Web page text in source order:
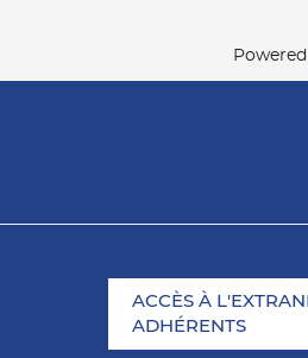
ACCÈS À
ADHÉRENTS